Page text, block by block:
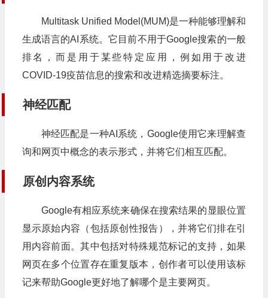
Multitask Unified Model(MUM)是一种能够理解和
生成语言的AI系统。它目前不用于Google搜索的一般
排名，而是用于某些特定应用，例如用于改进
COVID-19疫苗信息的搜索和改进精选摘要标注。
神经匹配
神经匹配是一种AI系统，Google使用它来理解查
询和网页中概念的表示形式，并将它们相互匹配。
原创内容系统
Google有相应系统来确保在搜索结果的显眼位置
显示原始内容（包括原创性报告），并将它们排在引
用内容前面。其中包括对特殊规范标记的支持，如果
网页在多个位置存在重复版本，创作者可以使用该标
记来帮助Google更好地了解哪个是主要网页。